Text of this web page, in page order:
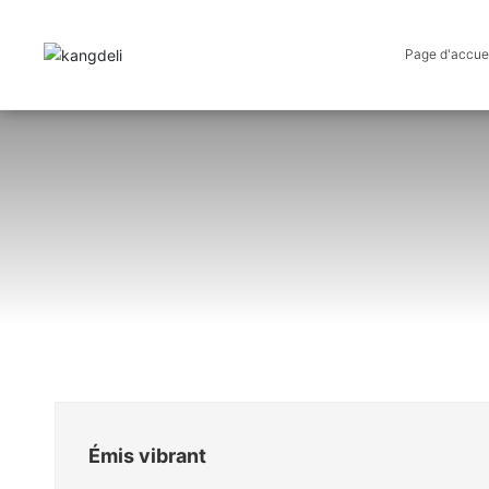
Page
Émis vibrant